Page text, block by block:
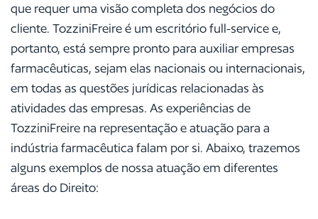
que requer uma visão completa dos negócios do
cliente. TozziniFreire é um escritório full-service e,
portanto, está sempre pronto para auxiliar empresas
farmacêuticas, sejam elas nacionais ou internacionais,
em todas as questões jurídicas relacionadas às
atividades das empresas. As experiências de
TozziniFreire na representação e atuação para a
indústria farmacêutica falam por si. Abaixo, trazemos
alguns exemplos de nossa atuação em diferentes
áreas do Direito: